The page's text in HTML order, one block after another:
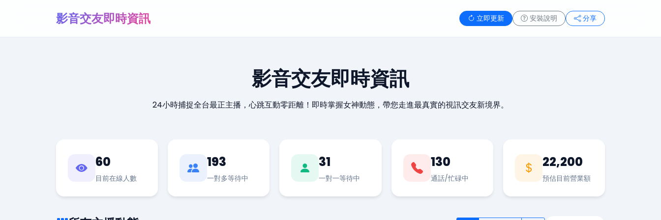
影音交友即時資訊 立即更新 安裝說明 分享
影音交友即時資訊
24小時捕捉全台最正主播，心跳互動零距離！即時掌握女神動態，帶您走進最真實的視訊交友新境界。
60
目前在線人數
193
一對多等待中
31
一對一等待中
130
通話/忙碌中
22,200
預估目前營業額